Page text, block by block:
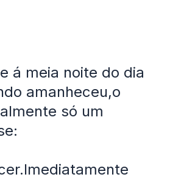
á meia noite do dia
amanheceu,o
só um